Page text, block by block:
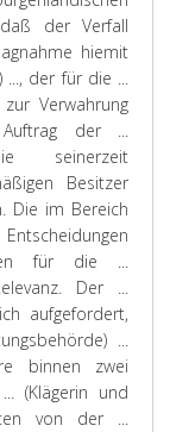
der Verfall
hiemit
..., der für die ...
Verwahrung
der ...
seinerzeit
Besitzer
Die im Bereich
für die ...
Der ...
aufgefordert,
...
binnen zwei
(Klägerin und
von der ...